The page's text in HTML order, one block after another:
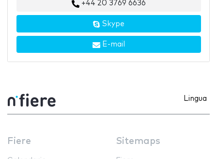
+44 20 3769 6636
Skype
E-mail
Lingua
Fiere Sitemaps